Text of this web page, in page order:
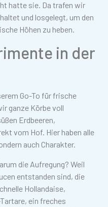
hatte sie. Da trafen wir
und losgelegt, um den
Höhen zu heben.
in der
Go-To für frische
ganze Körbe voll
Erdbeeren,
vom Hof. Hier haben alle
auch Charakter.
die Aufregung? Weil
entstanden sind, die
Hollandaise,
ein freches